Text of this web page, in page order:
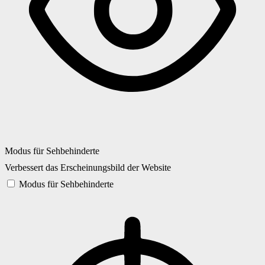
Modus für Sehbehinderte
Verbessert das Erscheinungsbild der Website
Modus für Sehbehinderte